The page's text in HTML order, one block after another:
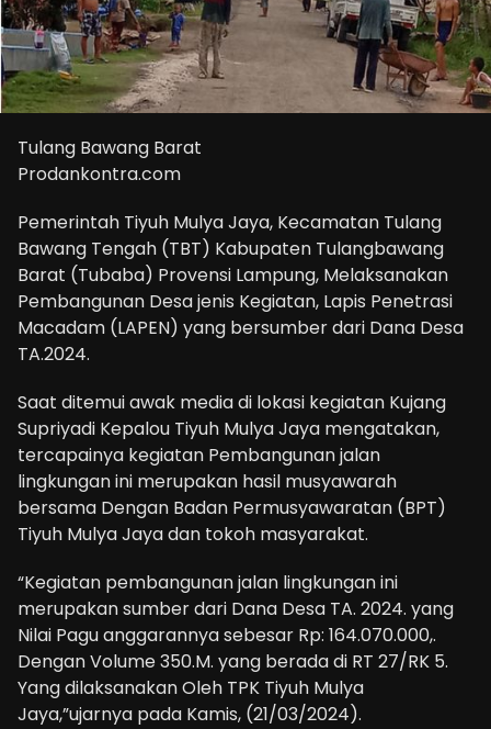
Tulang Bawang Barat
Prodankontra.com
Pemerintah Tiyuh Mulya Jaya, Kecamatan Tulang
Bawang Tengah (TBT) Kabupaten Tulangbawang
Barat (Tubaba) Provensi Lampung, Melaksanakan
Pembangunan Desa jenis Kegiatan, Lapis Penetrasi
Macadam (LAPEN) yang bersumber dari Dana Desa
TA.2024.
Saat ditemui awak media di lokasi kegiatan Kujang
Supriyadi Kepalou Tiyuh Mulya Jaya mengatakan,
tercapainya kegiatan Pembangunan jalan
lingkungan ini merupakan hasil musyawarah
bersama Dengan Badan Permusyawaratan (BPT)
Tiyuh Mulya Jaya dan tokoh masyarakat.
“Kegiatan pembangunan jalan lingkungan ini
merupakan sumber dari Dana Desa TA. 2024. yang
Nilai Pagu anggarannya sebesar Rp: 164.070.000,.
Dengan Volume 350.M. yang berada di RT 27/RK 5.
Yang dilaksanakan Oleh TPK Tiyuh Mulya
Jaya,”ujarnya pada Kamis, (21/03/2024).